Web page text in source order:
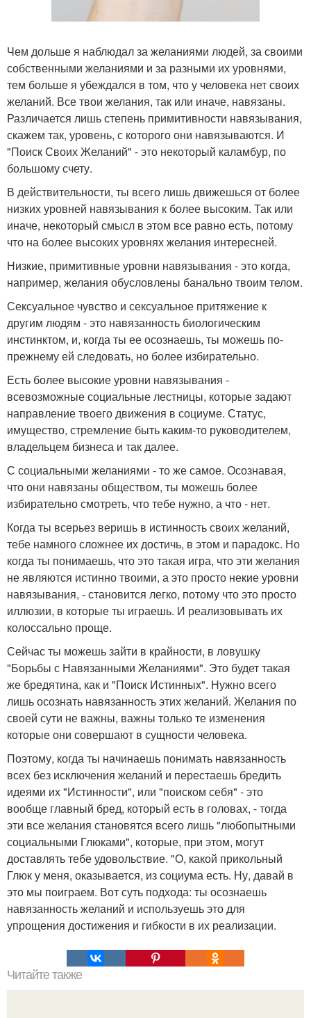
Чем дольше я наблюдал за желаниями людей, за своими
собственными желаниями и за разными их уровнями,
тем больше я убеждался в том, что у человека нет своих
желаний. Все твои желания, так или иначе, навязаны.
Различается лишь степень примитивности навязывания,
скажем так, уровень, с которого они навязываются. И
"Поиск Своих Желаний" - это некоторый каламбур, по
большому счету.
В действительности, ты всего лишь движешься от более
низких уровней навязывания к более высоким. Так или
иначе, некоторый смысл в этом все равно есть, потому
что на более высоких уровнях желания интересней.
Низкие, примитивные уровни навязывания - это когда,
например, желания обусловлены банально твоим телом.
Сексуальное чувство и сексуальное притяжение к
другим людям - это навязанность биологическим
инстинктом, и, когда ты ее осознаешь, ты можешь по-
прежнему ей следовать, но более избирательно.
Есть более высокие уровни навязывания -
всевозможные социальные лестницы, которые задают
направление твоего движения в социуме. Статус,
имущество, стремление быть каким-то руководителем,
владельцем бизнеса и так далее.
С социальными желаниями - то же самое. Осознавая,
что они навязаны обществом, ты можешь более
избирательно смотреть, что тебе нужно, а что - нет.
Когда ты всерьез веришь в истинность своих желаний,
тебе намного сложнее их достичь, в этом и парадокс. Но
когда ты понимаешь, что это такая игра, что эти желания
не являются истинно твоими, а это просто некие уровни
навязывания, - становится легко, потому что это просто
иллюзии, в которые ты играешь. И реализовывать их
колоссально проще.
Сейчас ты можешь зайти в крайности, в ловушку
"Борьбы с Навязанными Желаниями". Это будет такая
же бредятина, как и "Поиск Истинных". Нужно всего
лишь осознать навязанность этих желаний. Желания по
своей сути не важны, важны только те изменения
которые они совершают в сущности человека.
Поэтому, когда ты начинаешь понимать навязанность
всех без исключения желаний и перестаешь бредить
идеями их "Истинности", или "поиском себя" - это
вообще главный бред, который есть в головах, - тогда
эти все желания становятся всего лишь "любопытными
социальными Глюками", которые, при этом, могут
доставлять тебе удовольствие. "О, какой прикольный
Глюк у меня, оказывается, из социума есть. Ну, давай в
это мы поиграем. Вот суть подхода: ты осознаешь
навязанность желаний и используешь это для
упрощения достижения и гибкости в их реализации.
Читайте также